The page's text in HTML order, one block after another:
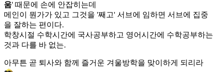
움' 때문에 손에 안잡히는데
메인이 뭔가가 있고 그것을 '째고' 서브에 임하면 서브에 집중
을 잘하는 편이다.
학창시절 수학시간에 국사공부하고 영어시간에 수학공부하는
것과 다를 바 없는.
아무튼 곧 퇴사와 함께 즐거운 겨울방학을 맞이하게 되리라